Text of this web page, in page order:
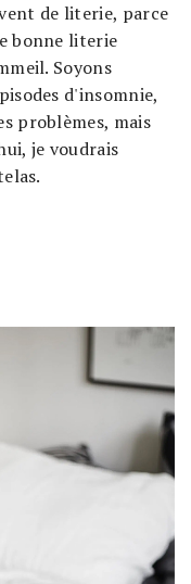
de literie, parce
bonne literie
Soyons
d'insomnie,
problèmes, mais
je voudrais